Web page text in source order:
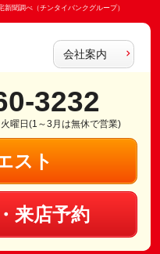
聞調べ（チンタイバンクグループ）
会社案内
3232
曜日(1～3月は無休で営業)
スト
来店予約